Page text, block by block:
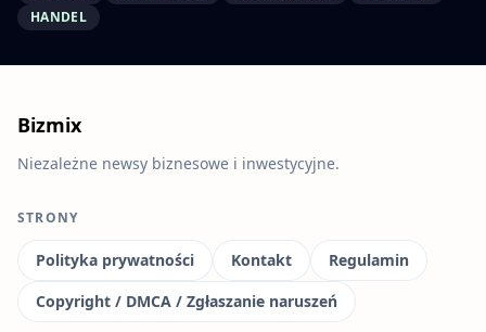
HANDEL
Bizmix
Niezależne newsy biznesowe i inwestycyjne.
STRONY
Polityka prywatności Kontakt
Regulamin
Copyright / DMCA / Zgłaszanie naruszeń